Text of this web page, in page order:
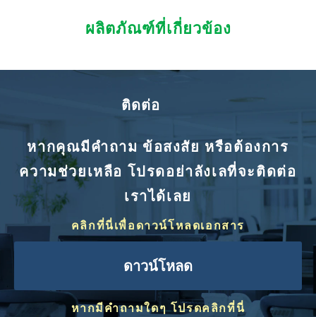
ผลิตภัณฑ์ที่เกี่ยวข้อง
ติดต่อ
หากคุณมีคำถาม ข้อสงสัย หรือต้องการ
ความช่วยเหลือ โปรดอย่าลังเลที่จะติดต่อ
เราได้เลย
คลิกที่นี่เพื่อดาวน์โหลดเอกสาร
ดาวน์โหลด
หากมีคำถามใดๆ โปรดคลิกที่นี่